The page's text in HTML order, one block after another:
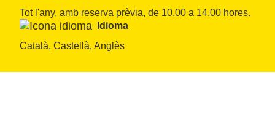
Tot l'any, amb reserva prèvia, de 10.00 a 14.00 hores.
Idioma
Català, Castellà, Anglès